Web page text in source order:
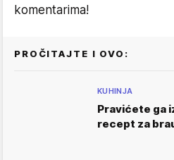
komentarima!
PROČITAJTE I OVO:
KUHINJA
Pravićete ga
recept za